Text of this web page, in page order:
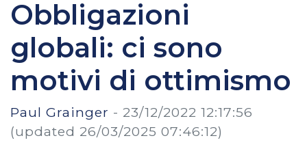
Obbligazioni
globali: ci sono
motivi di ottimismo
Paul Grainger - 23/12/2022 12:17:56
(updated 26/03/2025 07:46:12)